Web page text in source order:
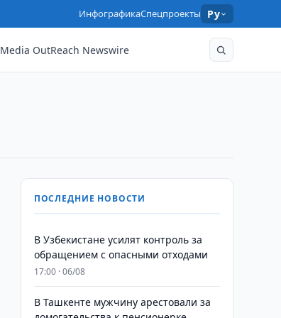
ИнфографикаСпецпроекты Ру
Media OutReach Newswire
ПОСЛЕДНИЕ НОВОСТИ
В Узбекистане усилят контроль за
обращением с опасными отходами
17:00 · 06/08
В Ташкенте мужчину арестовали за